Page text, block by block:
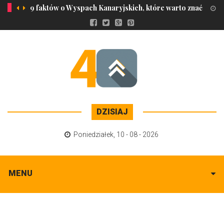
9 faktów o Wyspach Kanaryjskich, które warto znać
DZISIAJ
Poniedziałek 10 - 08 - 2026
MENU